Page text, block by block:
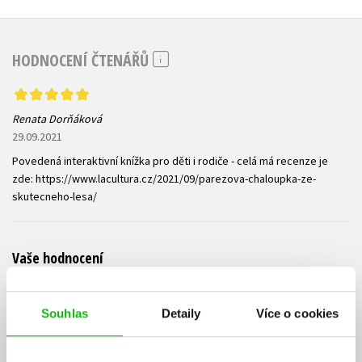
Souhlas Detaily Více o cookies
HODNOCENÍ ČTENÁŘŮ
Renata Dorňáková
29.09.2021
Povedená interaktivní knížka pro děti i rodiče - celá má recenze je
zde: https://www.lacultura.cz/2021/09/parezova-chaloupka-ze-
skutecneho-lesa/
Vaše hodnocení
Přihlásit